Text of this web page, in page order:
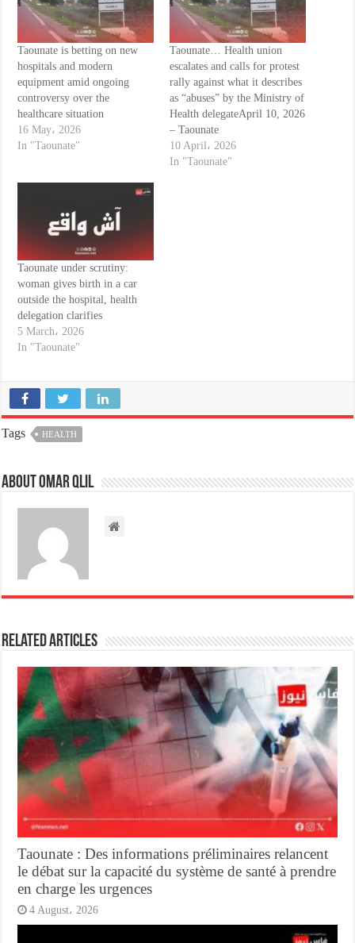
Taounate is betting on new
hospitals and modern
equipment amid ongoing
controversy over the
healthcare situation
16 May، 2026
In "Taounate"
Taounate… Health union
escalates and calls for protest
rally against what it describes
as “abuses” by the Ministry of
Health delegateApril 10, 2026
– Taounate
10 April، 2026
In "Taounate"
Taounate under scrutiny:
woman gives birth in a car
outside the hospital, health
delegation clarifies
5 March، 2026
In "Taounate"
Tags HEALTH
About omar qlil
Related Articles
Taounate : Des informations préliminaires relancent
le débat sur la capacité du système de santé à prendre
en charge les urgences
4 August، 2026